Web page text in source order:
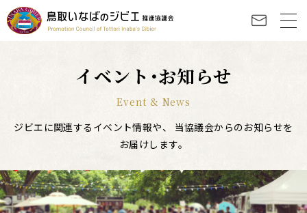
イベント･お知らせ
Event & News
ジビエに関連するイベント情報や、
当協議会からのお知らせを
お届けします。